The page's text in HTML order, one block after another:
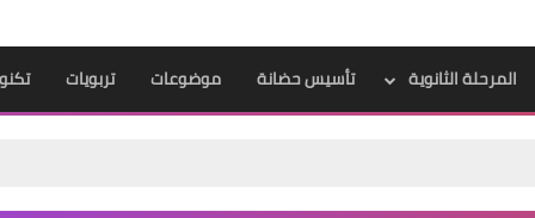
المرحلة الثانوية تأسيس حضانة موضوعات تربويات